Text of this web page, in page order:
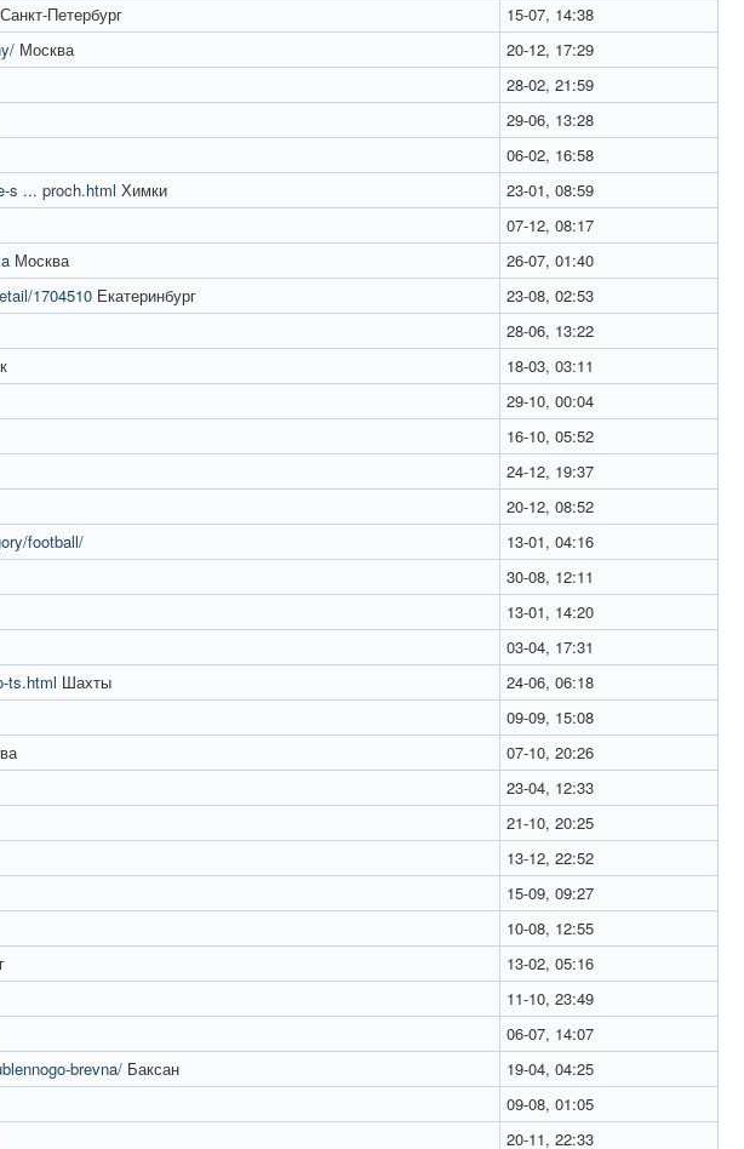
Санкт-Петербург
15-07, 14:38
Москва
20-12, 17:29
28-02, 21:59
29-06, 13:28
06-02, 16:58
s ... proch.html Химки
23-01, 08:59
07-12, 08:17
Москва
26-07, 01:40
1704510 Екатеринбург
23-08, 02:53
28-06, 13:22
18-03, 03:11
29-10, 00:04
16-10, 05:52
24-12, 19:37
20-12, 08:52
football/
13-01, 04:16
30-08, 12:11
13-01, 14:20
03-04, 17:31
ts.html Шахты
24-06, 06:18
09-09, 15:08
07-10, 20:26
23-04, 12:33
21-10, 20:25
13-12, 22:52
15-09, 09:27
10-08, 12:55
13-02, 05:16
11-10, 23:49
06-07, 14:07
brevna/ Баксан
19-04, 04:25
09-08, 01:05
20-11, 22:33